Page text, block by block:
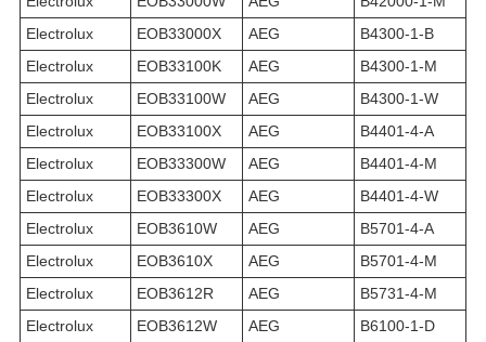
Electrolux
EOB33000X AEG
B4300-1-B
Electrolux
EOB33100K AEG
B4300-1-M
Electrolux
EOB33100W AEG
B4300-1-W
Electrolux
EOB33100X AEG
B4401-4-A
Electrolux
EOB33300W AEG
B4401-4-M
Electrolux
EOB33300X AEG
B4401-4-W
Electrolux
EOB3610W AEG
B5701-4-A
Electrolux
EOB3610X AEG
B5701-4-M
Electrolux
EOB3612R AEG
B5731-4-M
Electrolux
EOB3612W AEG
B6100-1-D